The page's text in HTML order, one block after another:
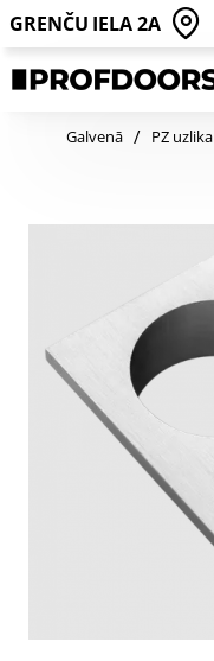
GRENČU IELA 2A
GalvenāhomePZ